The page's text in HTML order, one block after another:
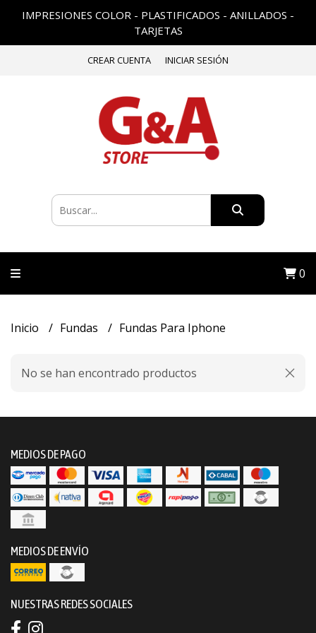
IMPRESIONES COLOR - PLASTIFICADOS - ANILLADOS -
TARJETAS
CREAR CUENTA INICIAR SESIÓN
0
Inicio Fundas Fundas Para Iphone
No se han encontrado productos
MEDIOS DE PAGO
MEDIOS DE ENVÍO
NUESTRAS REDES SOCIALES